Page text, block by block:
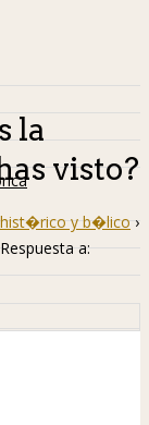
la
visto?
y b�lico ›
Respuesta a: